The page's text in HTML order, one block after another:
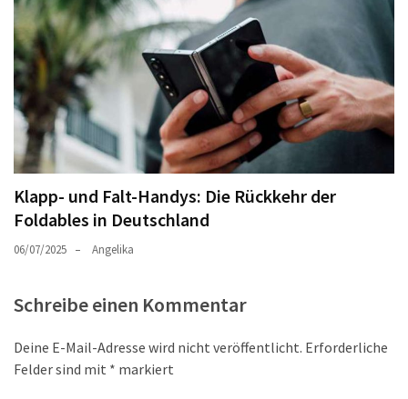
Klapp- und Falt-Handys: Die Rückkehr der
Foldables in Deutschland
06/07/2025 Angelika
Schreibe einen Kommentar
Deine E-Mail-Adresse wird nicht veröffentlicht. Erforderliche
Felder sind mit * markiert